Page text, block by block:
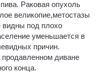
Раковая опухоль
великопие,метостазы
видны под плохо
уменьшается в
причин.
диване
конца.